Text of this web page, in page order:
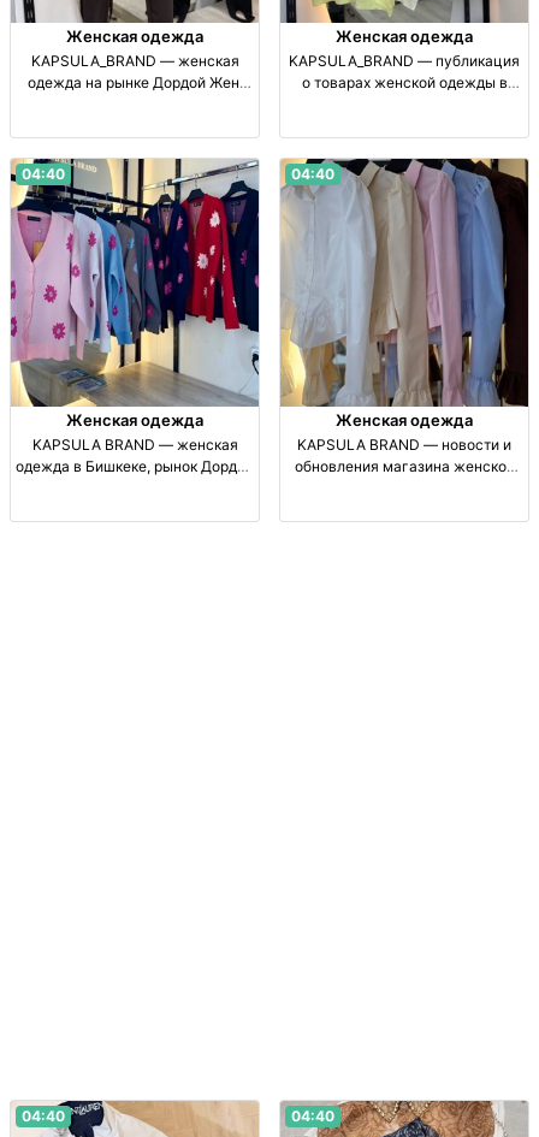
Женская одежда
KAPSULA_BRAND — женская
одежда на рынке Дордой Жен.
Женская одежда
KAPSULA_BRAND — публикация
о товарах женской одежды в
04:40
Женская одежда
KAPSULA BRAND — женская
одежда в Бишкеке, рынок Дордой
04:40
Женская одежда
KAPSULA BRAND — новости и
обновления магазина женской
04:40 04:40